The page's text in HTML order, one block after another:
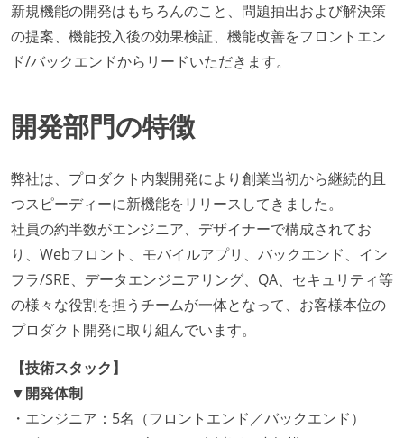
新規機能の開発はもちろんのこと、問題抽出および解決策
の提案、機能投入後の効果検証、機能改善をフロントエン
ド/バックエンドからリードいただきます。
開発部門の特徴
弊社は、プロダクト内製開発により創業当初から継続的且
つスピーディーに新機能をリリースしてきました。
社員の約半数がエンジニア、デザイナーで構成されてお
り、Webフロント、モバイルアプリ、バックエンド、イン
フラ/SRE、データエンジニアリング、QA、セキュリティ等
の様々な役割を担うチームが一体となって、お客様本位の
プロダクト開発に取り組んでいます。
【技術スタック】
▼開発体制
・エンジニア：5名（フロントエンド／バックエンド）